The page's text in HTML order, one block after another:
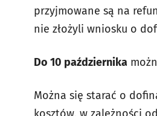
przyjmowane są na
nie złożyli wniosku o
Do 10 października
Można się starać o
kosztów, w zależności